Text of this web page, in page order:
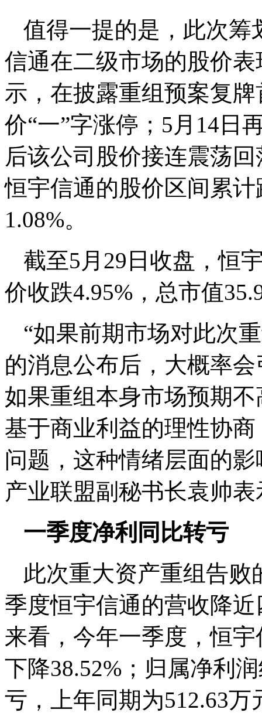
值得一提的是，此次筹
信通在二级市场的股价
示，在披露重组预案复
价“一”字涨停；5月14日
后该公司股价接连震荡
恒宇信通的股价区间累
1.08%。
截至5月29日收盘，恒
价收跌4.95%，总市值
“如果前期市场对此次
的消息公布后，大概率
如果重组本身市场预期
基于商业利益的理性协
问题，这种情绪层面的
产业联盟副秘书长袁帅表
一季度净利同比转亏
此次重大资产重组告
季度恒宇信通的营收降
来看，今年一季度，恒
下降38.52%；归属净利
亏，上年同期为512.63万